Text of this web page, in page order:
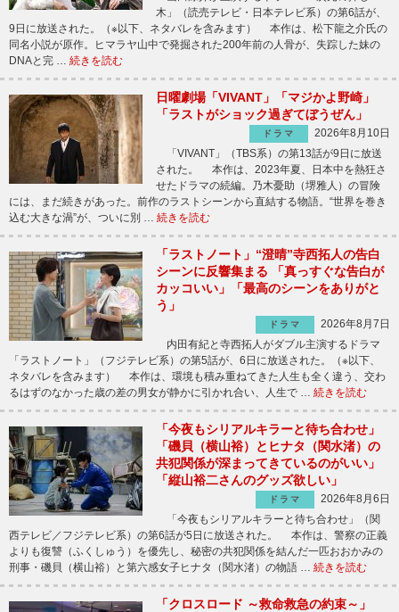
木」（読売テレビ・日本テレビ系）の第6話が、
9日に放送された。（※以下、ネタバレを含みます） 本作は、松下龍之介氏の
同名小説が原作。ヒマラヤ山中で発掘された200年前の人骨が、失踪した妹の
DNAと完 … 続きを読む
日曜劇場「VIVANT」「マジかよ野崎」
「ラストがショック過ぎてぼうぜん」
ドラマ
2026年8月10日
「VIVANT」（TBS系）の第13話が9日に放送
された。 本作は、2023年夏、日本中を熱狂さ
せたドラマの続編。乃木憂助（堺雅人）の冒険
には、まだ続きがあった。前作のラストシーンから直結する物語。“世界を巻き
込む大きな渦”が、ついに別 … 続きを読む
「ラストノート」“澄晴”寺西拓人の告白
シーンに反響集まる 「真っすぐな告白が
カッコいい」「最高のシーンをありがと
う」
ドラマ
2026年8月7日
内田有紀と寺西拓人がダブル主演するドラマ
「ラストノート」（フジテレビ系）の第5話が、6日に放送された。（※以下、
ネタバレを含みます） 本作は、環境も積み重ねてきた人生も全く違う、交わ
るはずのなかった歳の差の男女が静かに引かれ合い、人生で … 続きを読む
「今夜もシリアルキラーと待ち合わせ」
「磯貝（横山裕）とヒナタ（関水渚）の
共犯関係が深まってきているのがいい」
「縦山裕二さんのグッズ欲しい」
ドラマ
2026年8月6日
「今夜もシリアルキラーと待ち合わせ」（関
西テレビ／フジテレビ系）の第6話が5日に放送された。 本作は、警察の正義
よりも復讐（ふくしゅう）を優先し、秘密の共犯関係を結んだ一匹おおかみの
刑事・磯貝（横山裕）と第六感女子ヒナタ（関水渚）の物語 … 続きを読む
「クロスロード ～救命救急の約束～」